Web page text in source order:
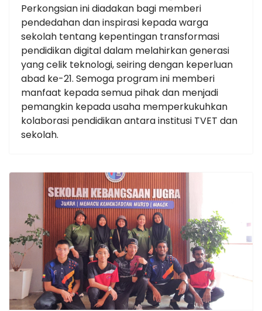
Perkongsian ini diadakan bagi memberi
pendedahan dan inspirasi kepada warga
sekolah tentang kepentingan transformasi
pendidikan digital dalam melahirkan generasi
yang celik teknologi, seiring dengan keperluan
abad ke-21. Semoga program ini memberi
manfaat kepada semua pihak dan menjadi
pemangkin kepada usaha memperkukuhkan
kolaborasi pendidikan antara institusi TVET dan
sekolah.